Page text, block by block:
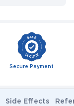
Secure Payment
Side Effects